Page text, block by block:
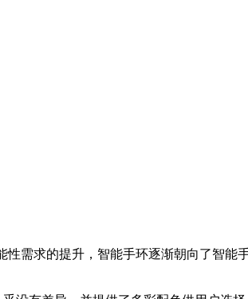
需求的提升，智能手环逐渐朝向了智能